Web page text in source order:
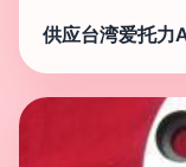
供应台湾爱托力